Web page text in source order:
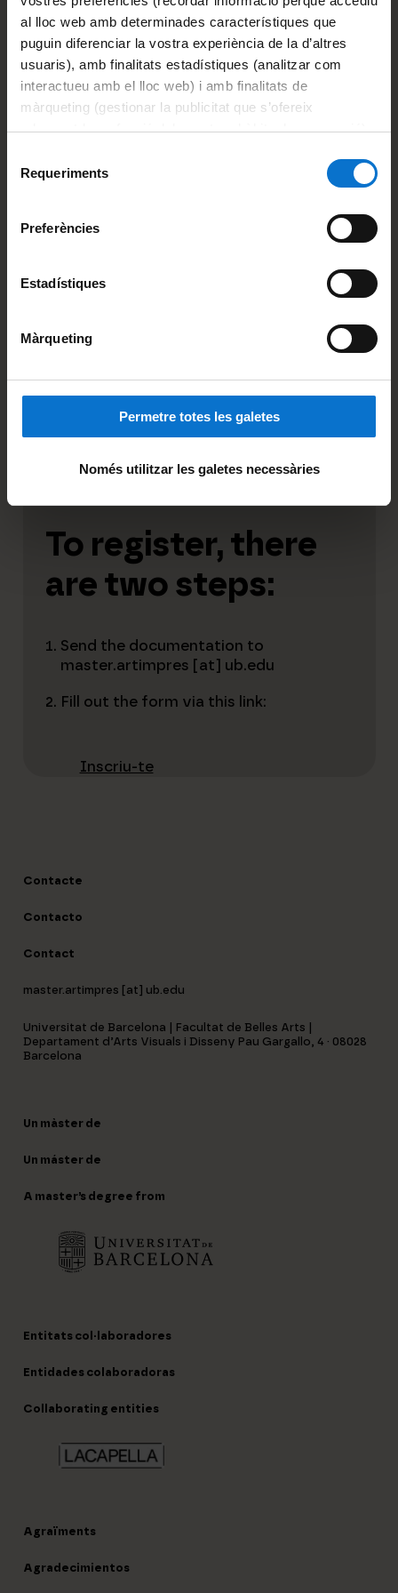
al lloc web amb determinades característiques que
puguin diferenciar la vostra experiència de la d’altres
usuaris), amb finalitats estadístiques (analitzar com
interactueu amb el lloc web) i amb finalitats de
màrqueting (gestionar la publicitat que s’ofereix
adequant-la en funció dels vostres hàbits de navegació).
consultar laPolítica de galetes del lloc web de la
Requeriments
Preferències
Estadístiques
Màrqueting
Permetre totes les galetes
Només utilitzar les galetes necessàries
Omplir un formulari a través d’aquest
enllaç:
Inscriu-te
Para hacer la
pasos
Enviar la documentación a la dirección
To register, there
are two steps:
Send the documentation to
master.artimpres [at] ub.edu
Fill out the form via this link:
Inscriu-te
Contacte
Contacto
Contact
master.artimpres [at] ub.edu
Universitat de Barcelona | Facultat de Belles Arts |
Departament d’Arts Visuals i Disseny Pau Gargallo, 4 · 08028
Barcelona
Un màster de
Un máster de
A master’s degree from
Entitats col·laboradores
Entidades colaboradoras
Collaborating entities
Agraïments
Agradecimientos